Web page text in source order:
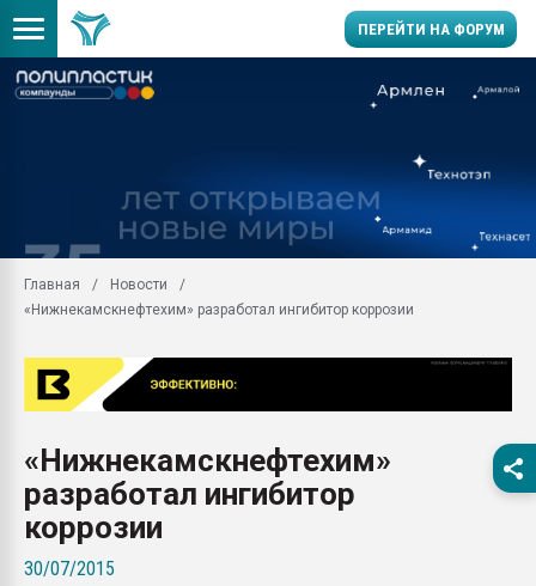
ПЕРЕЙТИ НА ФОРУМ
29.07.2026 ФРП помог
заводу пластмасс"
28.07.2026
пластмасс
28.07.2026
Главная
Новости
«Нижнекамскнефтехим» разработал ингибитор коррозии
«Нижнекамскнефтехим»
разработал ингибитор
коррозии
30/07/2015